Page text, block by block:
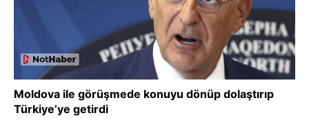
Moldova ile görüşmede konuyu dönüp dolaştırıp
Türkiye’ye getirdi